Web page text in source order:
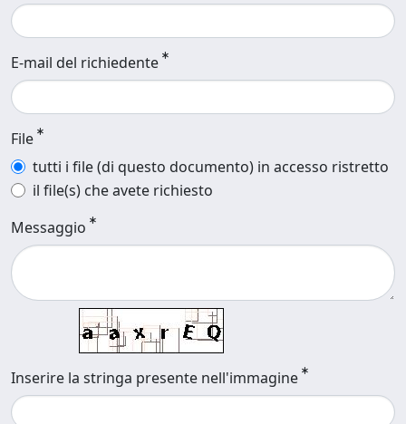
E-mail del richiedente
File
tutti i file (di questo documento) in accesso ristretto
il file(s) che avete richiesto
Messaggio
Inserire la stringa presente nell'immagine